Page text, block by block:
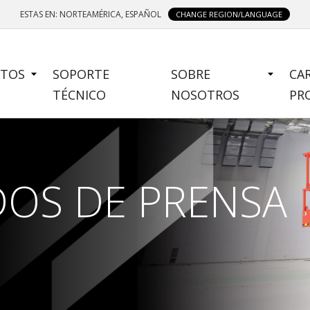
ESTAS EN: NORTEAMÉRICA, ESPAÑOL CHANGE REGION/LANGUAGE
SOPORTE
TÉCNICO
SOBRE
NOSOTROS
DE PRENSA